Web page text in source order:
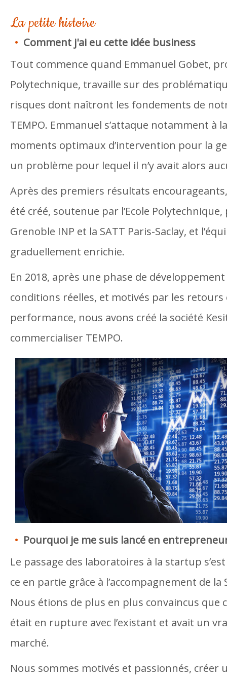
La petite histoire
Comment j'ai eu cette idée business
Tout commence quand Emmanuel Gobet,
Polytechnique, travaille sur des
risques dont naîtront les fondements de
TEMPO. Emmanuel s’attaque notamment à
moments optimaux d’intervention pour la
un problème pour lequel il n’y avait alors
Après des premiers résultats
été créé, soutenue par l’Ecole Polytechnique,
Grenoble INP et la SATT Paris-Saclay, et
graduellement enrichie.
En 2018, après une phase de
conditions réelles, et motivés par les
performance, nous avons créé la société
commercialiser TEMPO.
Pourquoi je me suis lancé en
Le passage des laboratoires à la startup
ce en partie grâce à l’accompagnement de la
Nous étions de plus en plus convaincus que
était en rupture avec l’existant et avait un
marché.
Nous sommes motivés et passionnés,